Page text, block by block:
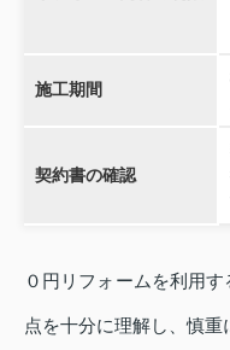
施工期間
契約書の確認
０円リフォームを利用
点を十分に理解し、慎重